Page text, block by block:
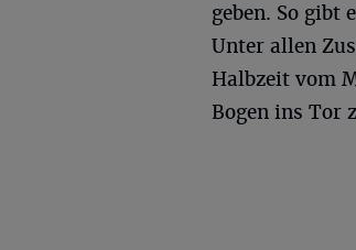
geben. So gibt
Unter allen
Halbzeit vom
Bogen ins Tor